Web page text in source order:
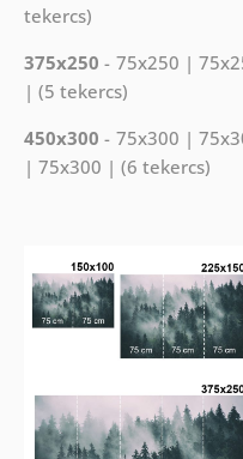
tekercs)
375x250 - 75x250 |
| (5 tekercs)
450x300 - 75x300 |
| 75x300 | (6 tekercs)